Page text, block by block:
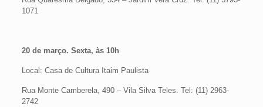
1071
20 de março. Sexta, às 10h
Local: Casa de Cultura Itaim Paulista
Rua Monte Camberela, 490 – Vila Silva Teles. Tel: (11) 2963-
2742